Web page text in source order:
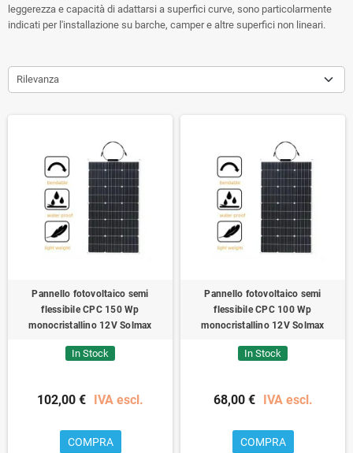
leggerezza e capacità di adattarsi a superfici curve, sono particolarmente
indicati per l'installazione su barche, camper e altre superfici non lineari.
Rilevanza
Pannello fotovoltaico semi
flessibile CPC 150 Wp
monocristallino 12V Solmax
In Stock
102,00 € IVA escl.
COMPRA
Pannello fotovoltaico semi
flessibile CPC 100 Wp
monocristallino 12V Solmax
In Stock
68,00 € IVA escl.
COMPRA